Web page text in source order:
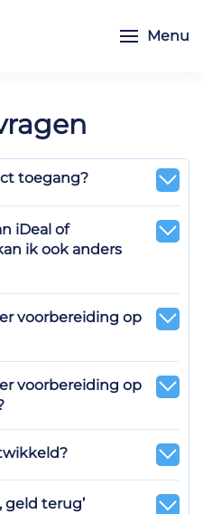
Menu
toegang?
iDeal of
ik ook anders
voorbereiding op
voorbereiding op
geld terug’